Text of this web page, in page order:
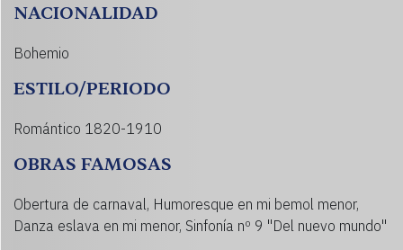
NACIONALIDAD
Bohemio
ESTILO/PERIODO
Romántico 1820-1910
OBRAS FAMOSAS
Obertura de carnaval, Humoresque en mi bemol menor,
Danza eslava en mi menor, Sinfonía nº 9 "Del nuevo mundo"